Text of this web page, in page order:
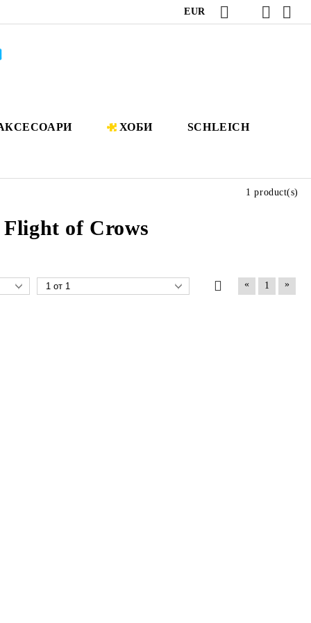
EUR
ХОБИ SCHLEICH
of Crows
1 product(s)
« 1 »